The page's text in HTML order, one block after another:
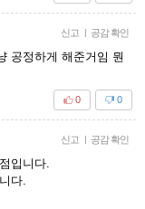
신고 | 공감 확인
공정하게 해준거임 뭔
0
0
신고 | 공감 확인
입니다.
다.